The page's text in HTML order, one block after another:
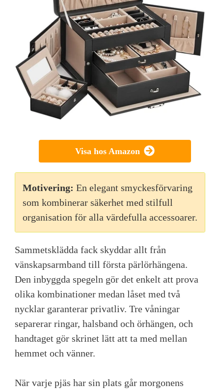
Visa hos Amazon
Motivering: En elegant smyckesförvaring
som kombinerar säkerhet med stilfull
organisation för alla värdefulla accessoarer.
Sammetsklädda fack skyddar allt från
vänskapsarmband till första pärlörhängena.
Den inbyggda spegeln gör det enkelt att prova
olika kombinationer medan låset med två
nycklar garanterar privatliv. Tre våningar
separerar ringar, halsband och örhängen, och
handtaget gör skrinet lätt att ta med mellan
hemmet och vänner.
När varje pjäs har sin plats går morgonens